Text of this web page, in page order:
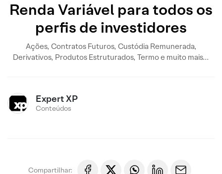
Renda Variável para todos os
perfis de investidores
Ações, Contratos Futuros, Custódia Remunerada,
Derivativos, Produtos Estruturados, Termo e muito mais...
Expert XP
Conteúdos
Compartilhar: